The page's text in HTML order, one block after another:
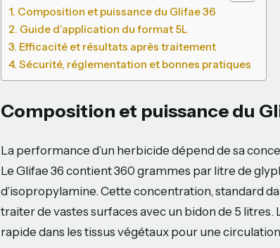
Composition et puissance du Glifae 36
Guide d’application du format 5L
Efficacité et résultats après traitement
Sécurité, réglementation et bonnes pratiques
Composition et puissance du
La performance d’un herbicide dépend de sa
Le Glifae 36 contient 360 grammes par litre de
d’isopropylamine. Cette concentration, standard
traiter de vastes surfaces avec un bidon de 5
rapide dans les tissus végétaux pour une